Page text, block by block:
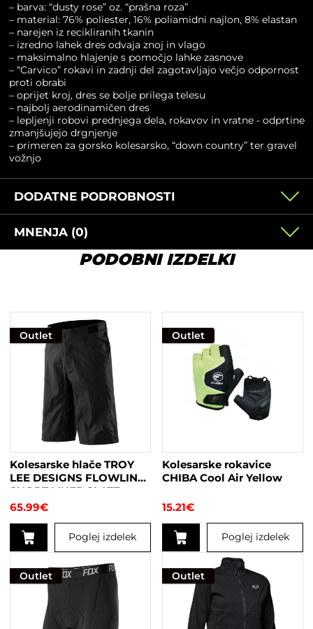
– barva: “dusty rose” oz. “prašna roza”
– material: 76% poliester, 16% poliamidni najlon, 8% elastan
– narejen iz recikliranih tkanin
– izredno lahek dres odvaja znoj in vlago
– maksimalno hlajenje s pomočjo lahke zasnove
– “Carvico” rokavi in zadnji del zagotavljajo večjo odpornost
proti obrabi
– oprijet kroj, dres se bolje prilega telesu
– najbolj aerodinamičen dres
– lepljenji robovi prednjega dela, rokavov in vratne - odprtine
zmanjšujejo drgnjenje
– primeren za gorsko kolesarsko, “down country” ter gravel
vožnjo
DODATNE PODROBNOSTI
MNENJA (0)
PODOBNI IZDELKI
Outlet
Kolesarske hlače TROY
LEE DESIGNS FLOWLINE
SHORT LINER SLATE
BLACK
65.99€
Poglej izdelek
izdelek
ima
različic.
Outlet
Kolesarske rokavice
CHIBA Cool Air Yellow
15.21€
Poglej izdelek
izdelek
ima
različic.
Outlet Outlet